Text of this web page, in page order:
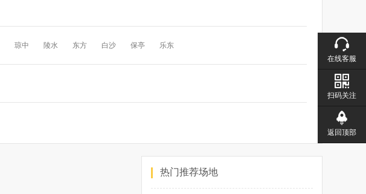
琼中 陵水 东方 白沙 保亭 乐东
热门推荐场地
在线客服
扫码关注
返回顶部